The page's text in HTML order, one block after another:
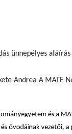
ünnepélyes
Andrea A MATE
és a
óvodáinak vezetői, a